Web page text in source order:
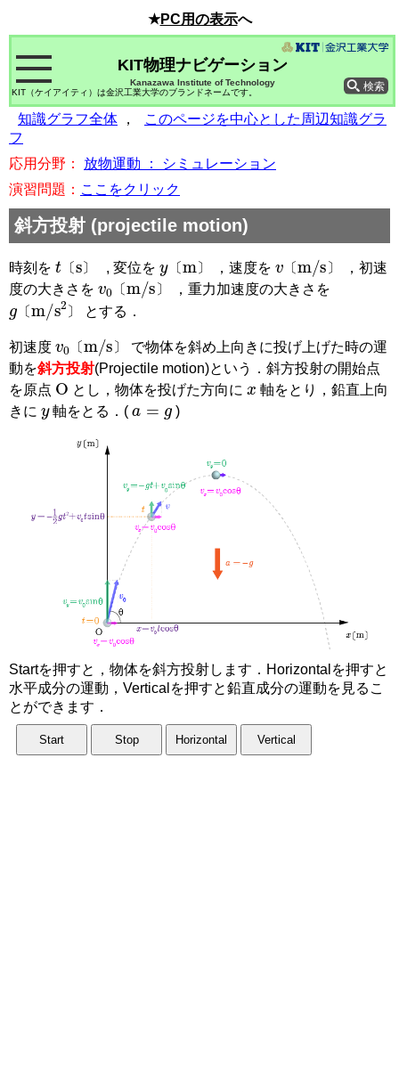
★PC用の表示へ
Kanazawa Institute of Technology
KIT物理ナビゲーション
KIT（ケイアイティ）は金沢工業大学のブランドネームです。
知識グラフ全体 ，
このページを中心とした周辺知識グラ
フ
応用分野：
放物運動 ： シミュレーション
演習問題： ここをクリック
斜方投射 (projectile motion)
時刻を 〔 〕
t 〔 s〕
, 変位を 〔 〕
〔 m〕
，速度を 〔 〕
〔 /s 〕
，初速
度の大きさを
〔 〕
0〔m/ s〕
，重力加速度の大きさを
〔 〕
g〔 m/s2〕
とする．
初速度 〔 〕
〔 m/ s
で物体を斜め上向きに投げ上げた時の運
動を斜方投射(Projectile motion)という．斜方投射の開始点
を原点
O
とし，物体を投げた方向に
x
軸をとり，鉛直上向
きに
y
軸をとる．(
a =g
)
Startを押すと，物体を斜方投射します．Horizontalを押すと
水平成分の運動，Verticalを押すと鉛直成分の運動を見るこ
とができます．